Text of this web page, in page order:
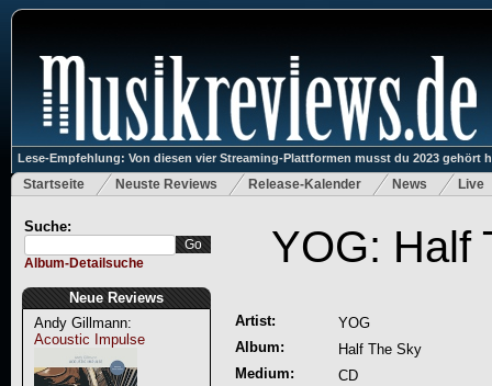
Lese-Empfehlung: Von diesen vier Streaming-Plattformen musst du 2023 gehört
Startseite Neuste Reviews Release-Kalender News Live
Suche:
Album-Detailsuche
Neue Reviews
Andy Gillmann:
Acoustic Impulse
YOG: Half
Artist:
YOG
Album:
Half The Sky
Medium:
CD